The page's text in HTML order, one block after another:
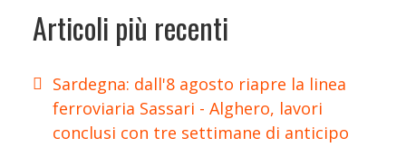
Articoli più recenti
Sardegna: dall'8 agosto riapre la linea
ferroviaria Sassari - Alghero, lavori
conclusi con tre settimane di anticipo